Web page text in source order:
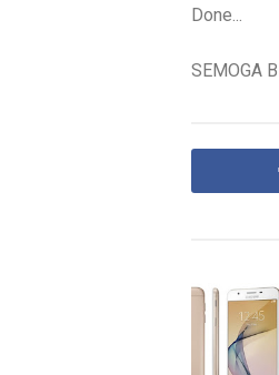
Done...
SEMOGA